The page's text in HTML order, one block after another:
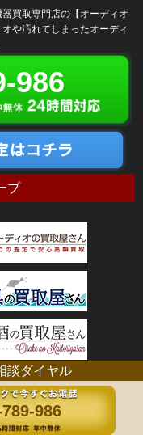
買取専門店の【オーディオ
や汚れてしまったオーディ
986
プ
451310006356号
right reserved,
談ダイヤル
986